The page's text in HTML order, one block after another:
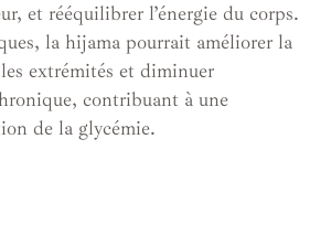
et rééquilibrer l’énergie du corps.
la hijama pourrait améliorer la
extrémités et diminuer
contribuant à une
de la glycémie.